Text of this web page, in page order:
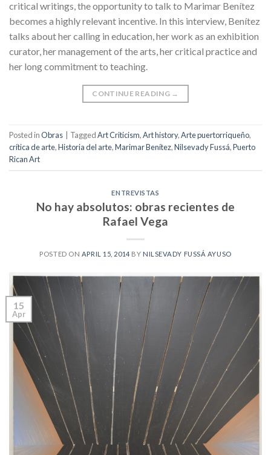
critical writings, the opportunity to talk to Marimar Benítez
becomes a highly relevant incentive. In this interview, Benítez
talks about her calling in education, her work as an exhibition
curator, her management of the arts, her critical practice and
her long commitment to teaching.
CONTINUE READING →
Posted inObras TaggedArt Criticism,Art history,Arte puertorriqueño,
crítica de arte,Historia del arte,Marimar Benítez,Nilsevady Fussá,Puerto
Rican Art
ENTREVISTAS
No hay absolutos: obras recientes de
Rafael Vega
POSTED ON APRIL 15, 2014 BY NILSEVADY FUSSÁ AYUSO
15
Apr